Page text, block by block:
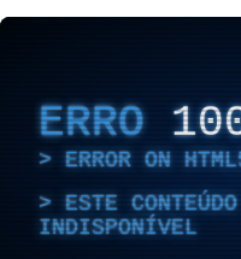
ERRO
ERROR ON
ESTE
INDISPONÍVEL